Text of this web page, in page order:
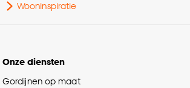
Wooninspiratie
Onze diensten
Gordijnen op maat